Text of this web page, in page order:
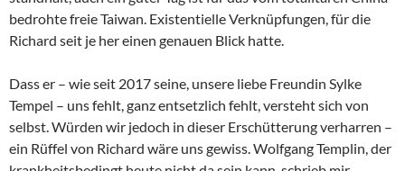
bedrohte freie Taiwan. Existentielle Verknüpfungen, für die
Richard seit je her einen genauen Blick hatte.
Dass er – wie seit 2017 seine, unsere liebe Freundin Sylke
Tempel – uns fehlt, ganz entsetzlich fehlt, versteht sich von
selbst. Würden wir jedoch in dieser Erschütterung verharren –
ein Rüffel von Richard wäre uns gewiss. Wolfgang Templin, der